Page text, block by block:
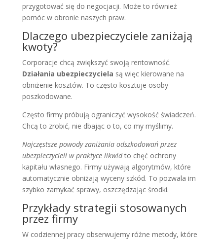
przygotować się do negocjacji. Może to również
pomóc w obronie naszych praw.
Dlaczego ubezpieczyciele zaniżają
kwoty?
Corporacje chcą zwiększyć swoją rentowność.
Działania ubezpieczyciela są więc kierowane na
obniżenie kosztów. To często kosztuje osoby
poszkodowane.
Często firmy próbują ograniczyć wysokość świadczeń.
Chcą to zrobić, nie dbając o to, co my myślimy.
Najczęstsze powody zaniżania odszkodowań przez
ubezpieczycieli w praktyce likwidto chęć ochrony
kapitału własnego. Firmy używają algorytmów, które
automatycznie obniżają wyceny szkód. To pozwala im
szybko zamykać sprawy, oszczędzając środki.
Przykłady strategii stosowanych
przez firmy
W codziennej pracy obserwujemy różne metody, które